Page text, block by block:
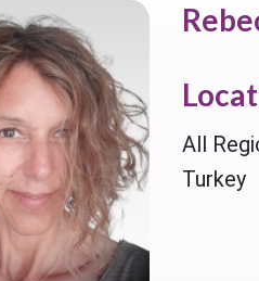
All
Turkey